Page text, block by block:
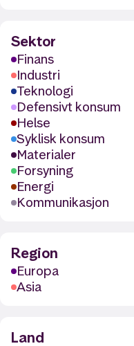
Sektor
Finans
Industri
Teknologi
Defensivt konsum
Helse
Syklisk konsum
Materialer
Forsyning
Energi
Kommunikasjon
Region
Europa
Asia
Land